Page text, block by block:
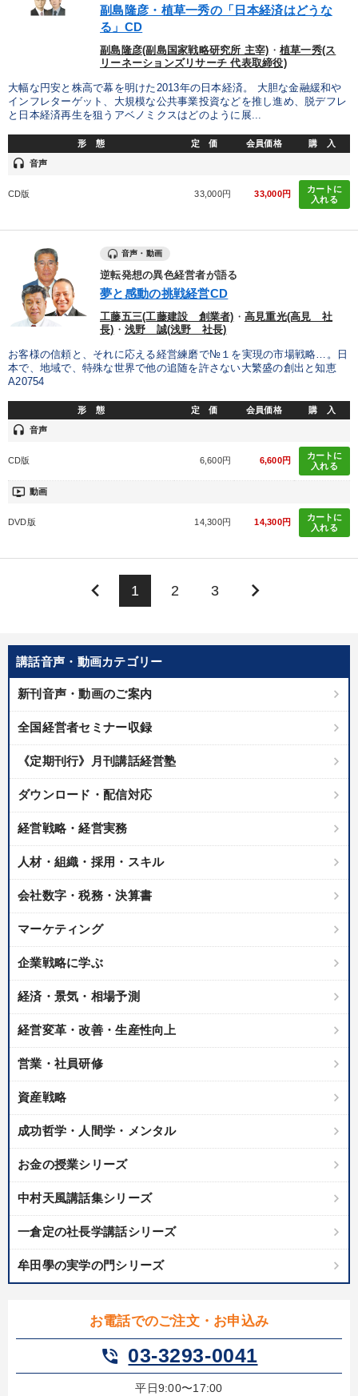
講話音声・動画カテゴリー
新刊音声・動画のご案内
全国経営者セミナー収録
《定期刊行》月刊講話経営塾
ダウンロード・配信対応
経営戦略・経営実務
人材・組織・採用・スキル
会社数字・税務・決算書
マーケティング
企業戦略に学ぶ
経済・景気・相場予測
経営変革・改善・生産性向上
営業・社員研修
資産戦略
成功哲学・人間学・メンタル
お金の授業シリーズ
中村天風講話集シリーズ
一倉定の社長学講話シリーズ
牟田學の実学の門シリーズ
お電話でのご注文・お申込み
phone_in_talk 03-3293-0041
平日9:00〜17:00
副島隆彦・植草一秀の「日本経済はどうな
る」CD
副島隆彦(副島国家戦略研究所 主宰) ・ 植草一秀(ス
リーネーションズリサーチ 代表取締役)
大幅な円安と株高で幕を明けた2013年の日本経済。 大胆な金融緩和や
インフレターゲット、大規模な公共事業投資などを推し進め、脱デフレ
と日本経済再生を狙うアベノミクスはどのように展...
形 態 定 価 会員価格 購 入
headset 音声
CD版 33,000円 33,000円
カートに
入れる
音声・動画
逆転発想の異色経営者が語る
夢と感動の挑戦経営CD
工藤五三(工藤建設 創業者) ・ 高見重光(高見 社
長) ・ 浅野 誠(浅野 社長)
お客様の信頼と、それに応える経営練磨で№１を実現の市場戦略…。日
本で、地域で、特殊な世界で他の追随を許さない大繁盛の創出と知恵
A20754
形 態 定 価 会員価格 購 入
headset 音声
CD版 6,600円 6,600円
カートに
入れる
ondemand_video 動画
DVD版 14,300円 14,300円
カートに
入れる
keyboard_arrow_left 1 2 3 keyboard_arrow_right